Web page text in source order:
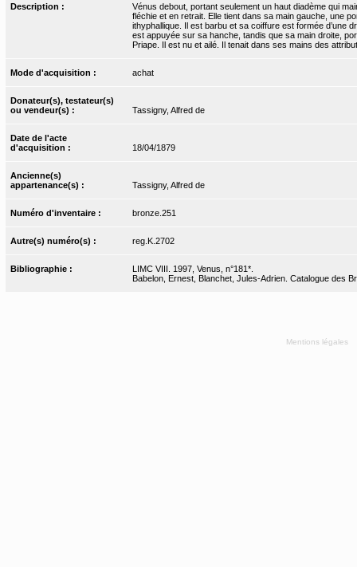
Description :
Vénus debout, portant seulement un haut diadème qui
fléchie et en retrait. Elle tient dans sa main gauche, une
ithyphallique. Il est barbu et sa coiffure est formée d’une
est appuyée sur sa hanche, tandis que sa main droite,
Priape. Il est nu et ailé. Il tenait dans ses mains des
Mode d'acquisition : achat
Donateur(s), testateur(s)
ou vendeur(s) :
Tassigny, Alfred de
Date de l'acte
d'acquisition :
18/04/1879
Ancienne(s)
appartenance(s) :
Tassigny, Alfred de
Numéro d'inventaire : bronze.251
Autre(s) numéro(s) : reg.K.2702
Bibliographie :
LIMC VIII. 1997, Venus, n°181*.
Babelon, Ernest, Blanchet, Jules-Adrien. Catalogue des
Mentions légales